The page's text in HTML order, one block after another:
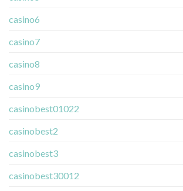
casino6
casino7
casino8
casino9
casinobest01022
casinobest2
casinobest3
casinobest30012